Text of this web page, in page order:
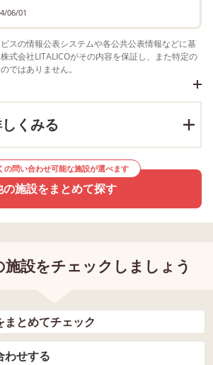
06/01
スの情報公表システムや各公共公表情報などに基
式会社LITALICOがその内容を保証し、また特定の
ではありません。
くみる
の問い合わせ可能な施設が選べます
の施設をまとめて探す
施設をチェックしましょう
とめてチェック
わせする